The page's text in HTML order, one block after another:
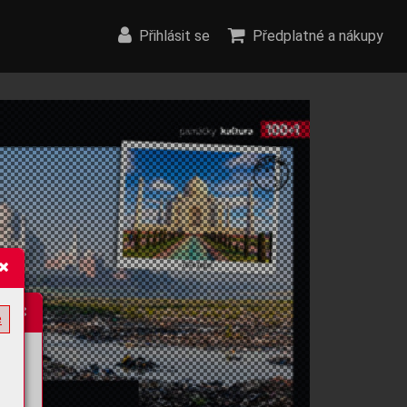
Přihlásit se Předplatné a nákupy